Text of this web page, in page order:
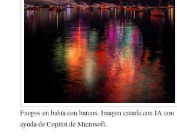
Fuegos en bahía con barcos. Imagen creada con IA con
ayuda de Copilot de Microsoft.